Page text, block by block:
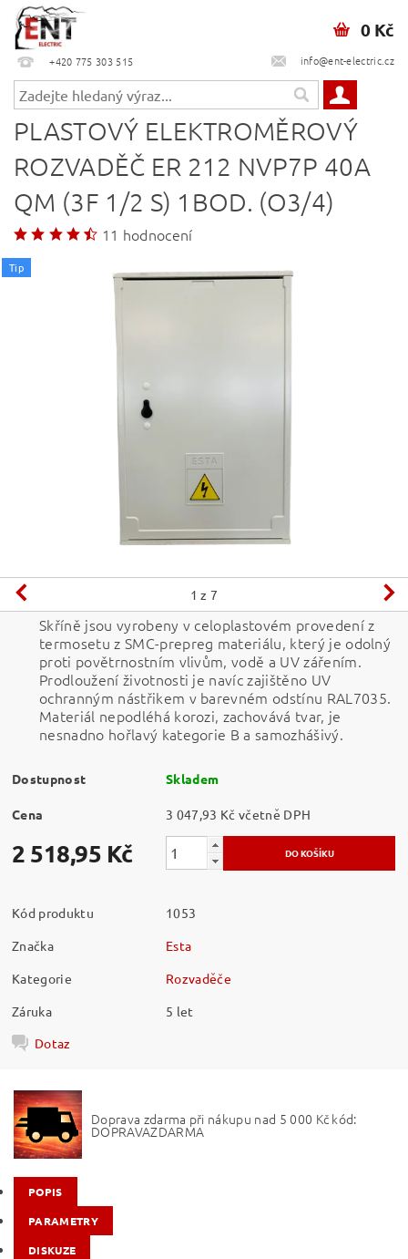
+420 775 303 515 info@ent-electric.cz
0 Kč
PLASTOVÝ ELEKTROMĚROVÝ
ROZVADĚČ ER 212 NVP7P 40A
QM (3F 1/2 S) 1BOD. (O3/4)
11 hodnocení
Tip
1 z 7
Skříně jsou vyrobeny v celoplastovém provedení z
termosetu z SMC-prepreg materiálu, který je odolný
proti povětrnostním vlivům, vodě a UV zářením.
Prodloužení životnosti je navíc zajištěno UV
ochranným nástřikem v barevném odstínu RAL7035.
Materiál nepodléhá korozi, zachovává tvar, je
nesnadno hořlavý kategorie B a samozhášivý.
Dostupnost Skladem
Cena 3 047,93 Kč včetně DPH
2 518,95 Kč
Kód produktu
1053
Značka
Esta
Kategorie
Rozvaděče
Záruka
5 let
Dotaz
Doprava zdarma při nákupu nad 5 000 Kč kód:
DOPRAVAZDARMA
POPIS
PARAMETRY
DISKUZE